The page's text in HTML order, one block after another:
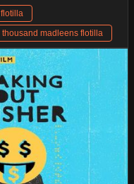
thousand madleens flotilla